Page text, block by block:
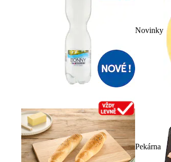
Novinky
Pekárna